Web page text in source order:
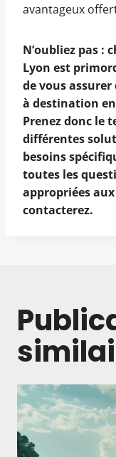
avantageux
N’oubliez pas :
Lyon est
de vous
à destination
Prenez donc le
différentes
besoins
toutes les
appropriées
contacterez.